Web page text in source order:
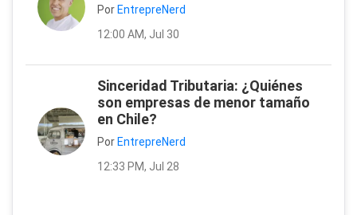
Por EntrepreNerd
12:00 AM, Jul 30
Sinceridad Tributaria: ¿Quiénes
son empresas de menor tamaño
en Chile?
Por EntrepreNerd
12:33 PM, Jul 28